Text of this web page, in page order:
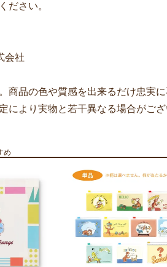
ださい。
会社
商品の色や質感を出来るだけ忠実
により実物と若干異なる場合がござ
め